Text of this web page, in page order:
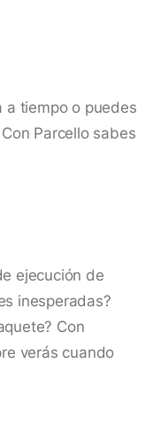
a tiempo o puedes
Parcello sabes
ejecución de
inesperadas?
Con
verás cuando